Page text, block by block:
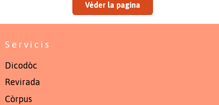
Véder la pagina
Servicis
Dicodòc
Revirada
Còrpus